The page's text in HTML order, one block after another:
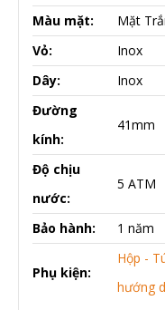
Màu mặt:
Mặt
Vỏ:
Inox
Dây:
Inox
Đường
kính:
41mm
Độ chịu
nước:
5 ATM
Bảo hành: 1 năm
Phụ kiện:
Hộp -
hướng